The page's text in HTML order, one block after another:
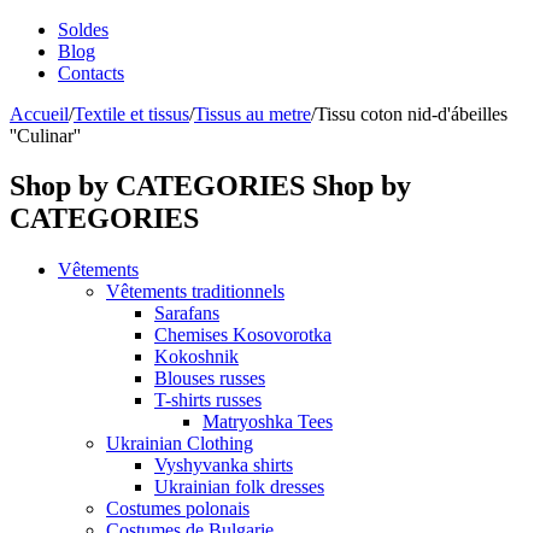
Soldes
Blog
Contacts
Accueil/Textile et tissus/Tissus au metre/Tissu coton nid-d'ábeilles
''Culinar''
Shop by CATEGORIES Shop by
CATEGORIES
Vêtements
Vêtements traditionnels
Sarafans
Chemises Kosovorotka
Kokoshnik
Blouses russes
T-shirts russes
Matryoshka Tees
Ukrainian Clothing
Vyshyvanka shirts
Ukrainian folk dresses
Costumes polonais